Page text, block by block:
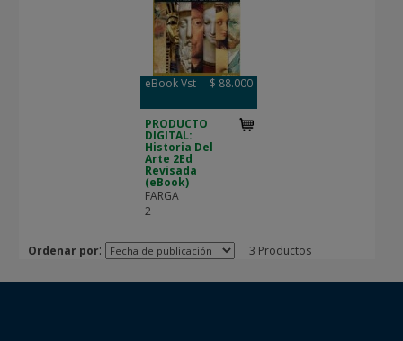
eBook Vst $ 88.000
PRODUCTO
DIGITAL:
Historia Del
Arte 2Ed
Revisada
(eBook)
FARGA
2
Ordenar por: 3 Productos